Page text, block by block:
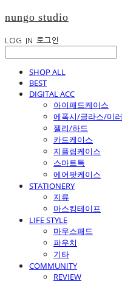
nungo studio
LOG IN 로그인
SHOP ALL
BEST
DIGITAL ACC
아이패드케이스
에폭시/글라스/미러
젤리/하드
카드케이스
지플립케이스
스마트톡
에어팟케이스
STATIONERY
지류
마스킹테이프
LIFE STYLE
마우스패드
파우치
기타
COMMUNITY
REVIEW